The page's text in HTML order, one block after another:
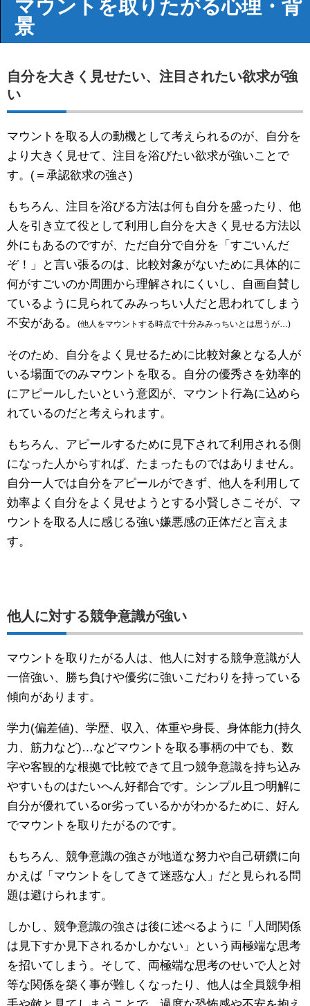
マウントを取りたがる心理・背
景
自分を大きく見せたい、注目されたい欲求が強
い
マウントを取る人の動機として考えられるのが、自分を
より大きく見せて、注目を浴びたい欲求が強いことで
す。(＝承認欲求の強さ)
もちろん、注目を浴びる方法は何も自分を盛ったり、他
人を引き立て役として利用し自分を大きく見せる方法以
外にもあるのですが、ただ自分で自分を「すごいんだ
ぞ！」と言い張るのは、比較対象がないために具体的に
何がすごいのか周囲から理解されにくいし、自画自賛し
ているように見られてみみっちい人だと思われてしまう
不安がある。
(他人をマウントする時点で十分みみっちいとは思うが…)
そのため、自分をよく見せるために比較対象となる人が
いる場面でのみマウントを取る。自分の優秀さを効率的
にアピールしたいという意図が、マウント行為に込めら
れているのだと考えられます。
もちろん、アピールするために見下されて利用される側
になった人からすれば、たまったものではありません。
自分一人では自分をアピールができず、他人を利用して
効率よく自分をよく見せようとする小賢しさこそが、マ
ウントを取る人に感じる強い嫌悪感の正体だと言えま
す。
他人に対する競争意識が強い
マウントを取りたがる人は、他人に対する競争意識が人
一倍強い、勝ち負けや優劣に強いこだわりを持っている
傾向があります。
学力(偏差値)、学歴、収入、体重や身長、身体能力(持久
力、筋力など)…などマウントを取る事柄の中でも、数
字や客観的な根拠で比較できて且つ競争意識を持ち込み
やすいものはたいへん好都合です。シンプル且つ明解に
自分が優れているor劣っているかがわかるために、好ん
でマウントを取りたがるのです。
もちろん、競争意識の強さが地道な努力や自己研鑽に向
かえば「マウントをしてきて迷惑な人」だと見られる問
題は避けられます。
しかし、競争意識の強さは後に述べるように「人間関係
は見下すか見下されるかしかない」という両極端な思考
を招いてしまう。そして、両極端な思考のせいで人と対
等な関係を築く事が難しくなったり、他人は全員競争相